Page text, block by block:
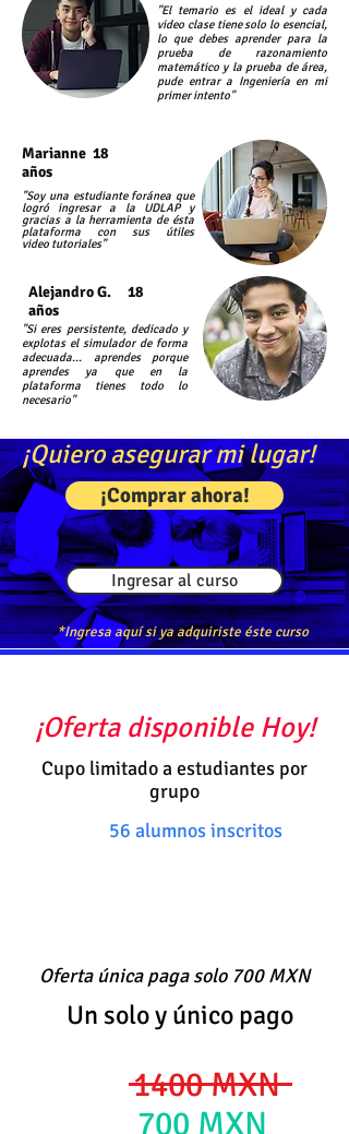
"El temario es el ideal y cada
video clase tiene solo lo esencial,
lo que debes aprender para la
prueba de razonamiento
matemático y la prueba de área,
pude entrar a Ingeniería en mi
primer intento"
Marianne 18
años
"Soy una estudianteforánea que
logró ingresar a la UDLAP y
gracias a la herramienta de ésta
plataforma con sus útiles
video tutoriales"
Alejandro G. 18
años
"Si eres persistente, dedicado y
explotas el simulador de forma
adecuada... aprendes porque
aprendes ya que en la
plataforma tienes todo lo
necesario"
¡Quiero asegurar mi lugar!
¡Comprar ahora!
Ingresar al curso
*Ingresa aquí si ya adquiriste éste curso
¡Oferta disponible Hoy!
Cupo limitado a estudiantes por
grupo
56 alumnos inscritos
Oferta única paga solo 700 MXN
Un solo y único pago
1400 MXN
700 MXN